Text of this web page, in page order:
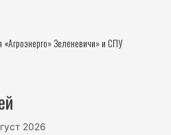
Зеленевичи» и СПУ
2026